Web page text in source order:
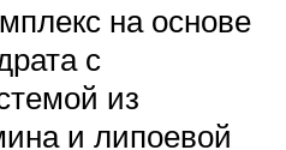
на основе
с
из
и липоевой